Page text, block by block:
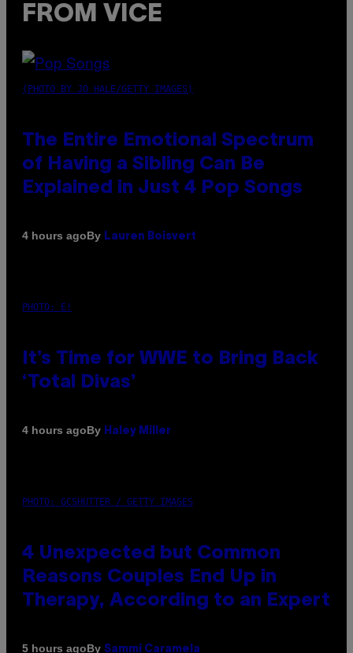
FROM VICE
(PHOTO BY JO HALE/GETTY IMAGES)
The Entire Emotional Spectrum
of Having a Sibling Can Be
Explained in Just 4 Pop Songs
4 hours agoBy Lauren Boisvert
PHOTO: E!
It’s Time for WWE to Bring Back
‘Total Divas’
4 hours agoBy Haley Miller
PHOTO: GCSHUTTER / GETTY IMAGES
4 Unexpected but Common
Reasons Couples End Up in
Therapy, According to an Expert
5 hours agoBy Sammi Caramela